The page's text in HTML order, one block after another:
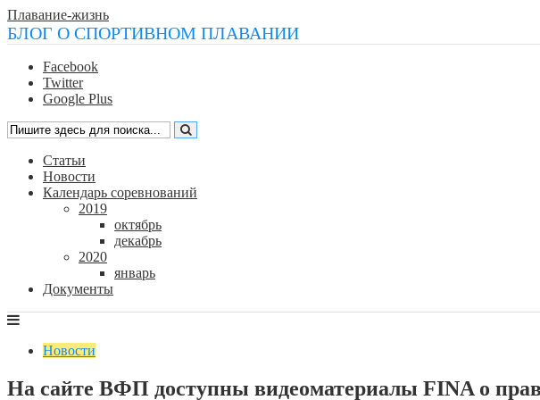
Плавание-жизнь
БЛОГ О СПОРТИВНОМ ПЛАВАНИИ
Facebook
Twitter
Google Plus
Статьи
Новости
Календарь соревнований
2019
октябрь
декабрь
2020
январь
Документы
Новости
На сайте ВФП доступны видеоматериалы FINA о